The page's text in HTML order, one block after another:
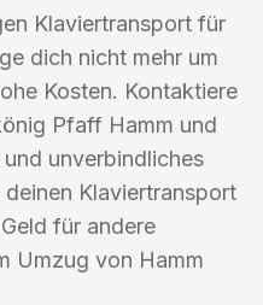
Klaviertransport für
dich nicht mehr um
Kosten. Kontaktiere
Pfaff Hamm und
unverbindliches
Klaviertransport
für andere
Umzug von Hamm